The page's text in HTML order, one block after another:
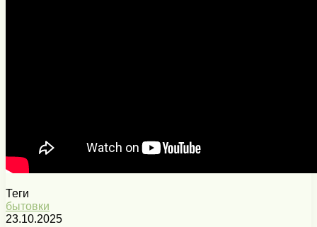
Теги
бытовки
23.10.2025